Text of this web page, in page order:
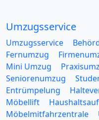
Umzugsservice
Umzugsservice
Fernumzug
Mini Umzug
Seniorenumzug
Entrümpelung
Möbellift
Möbelmitfahrzentrale